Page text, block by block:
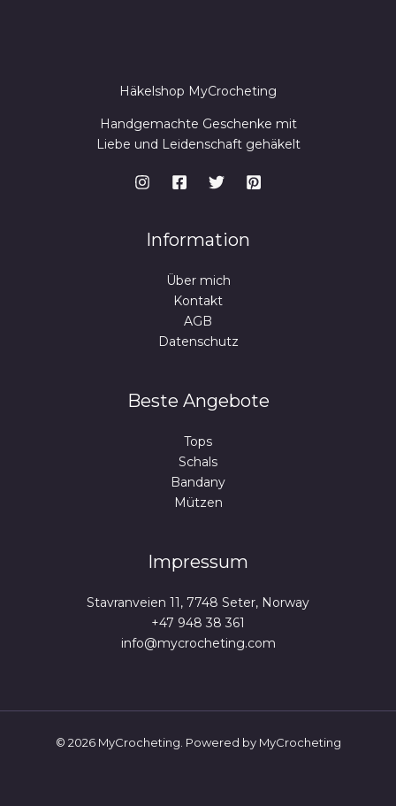
Häkelshop MyCrocheting
Handgemachte Geschenke mit
Liebe und Leidenschaft gehäkelt
Information
Über mich
Kontakt
AGB
Datenschutz
Beste Angebote
Tops
Schals
Bandany
Mützen
Impressum
Stavranveien 11, 7748 Seter, Norway
+47 948 38 361
info@mycrocheting.com
© 2026 MyCrocheting. Powered by MyCrocheting